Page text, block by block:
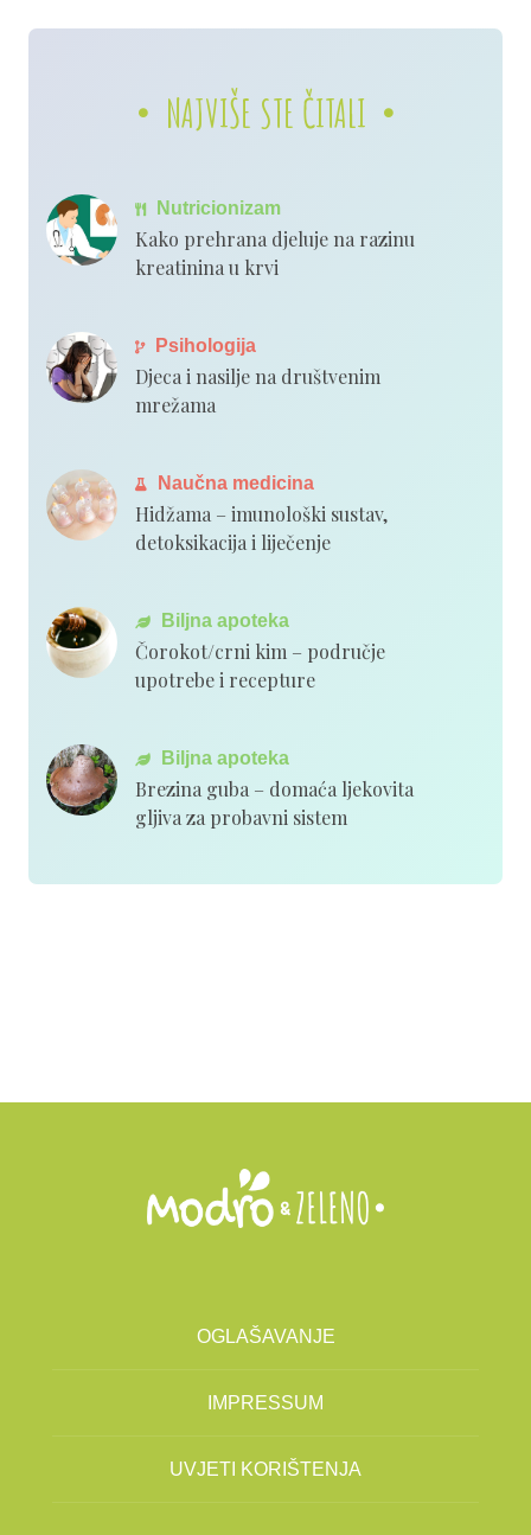
NAJVIŠE STE ČITALI
Nutricionizam
Kako prehrana djeluje na razinu
kreatinina u krvi
Psihologija
Djeca i nasilje na društvenim
mrežama
Naučna medicina
Hidžama – imunološki sustav,
detoksikacija i liječenje
Biljna apoteka
Čorokot/crni kim – područje
upotrebe i recepture
Biljna apoteka
Brezina guba – domaća ljekovita
gljiva za probavni sistem
OGLAŠAVANJE
IMPRESSUM
UVJETI KORIŠTENJA